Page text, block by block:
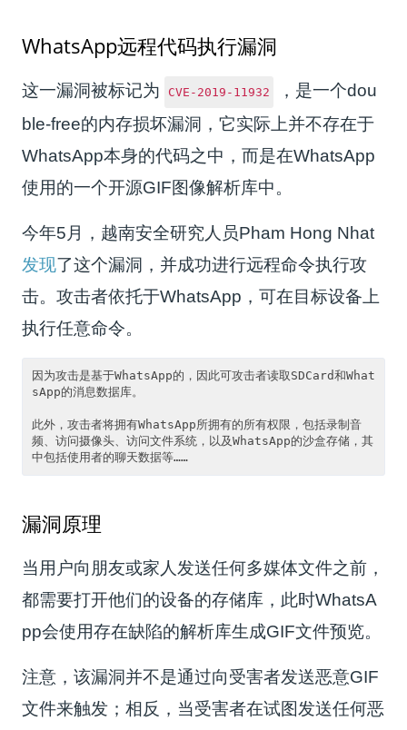
WhatsApp远程代码执行漏洞
这一漏洞被标记为 CVE-2019-11932
，是一个dou
ble-free的内存损坏漏洞，它实际上并不存在于
WhatsApp本身的代码之中，而是在WhatsApp
使用的一个开源GIF图像解析库中。
今年5月，越南安全研究人员Pham Hong Nhat
发现了这个漏洞，并成功进行远程命令执行攻
击。攻击者依托于WhatsApp，可在目标设备上
执行任意命令。
因为攻击是基于WhatsApp的，因此可攻击者读取SDCard和What
sApp的消息数据库。
此外，攻击者将拥有WhatsApp所拥有的所有权限，包括录制音
频、访问摄像头、访问文件系统，以及WhatsApp的沙盒存储，其
漏洞原理
当用户向朋友或家人发送任何多媒体文件之前，
都需要打开他们的设备的存储库，此时WhatsA
pp会使用存在缺陷的解析库生成GIF文件预览。
注意，该漏洞并不是通过向受害者发送恶意GIF
文件来触发；相反，当受害者在试图发送任何恶